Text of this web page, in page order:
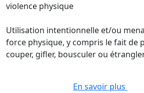
violence physique
Utilisation intentionnelle et/ou
force physique, y compris le fait de
couper, gifler, bousculer ou
En savoir plus